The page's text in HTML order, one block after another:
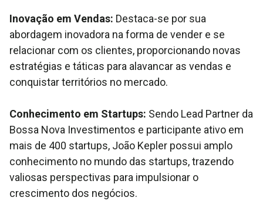
Inovação em Vendas: Destaca-se por sua
abordagem inovadora na forma de vender e se
relacionar com os clientes, proporcionando novas
estratégias e táticas para alavancar as vendas e
conquistar territórios no mercado.
Conhecimento em Startups: Sendo Lead Partner da
Bossa Nova Investimentos e participante ativo em
mais de 400 startups, João Kepler possui amplo
conhecimento no mundo das startups, trazendo
valiosas perspectivas para impulsionar o
crescimento dos negócios.